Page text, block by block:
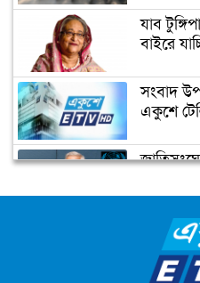
যাব
বাইরে
সংবাদ
একুশে
টেলিভিশন